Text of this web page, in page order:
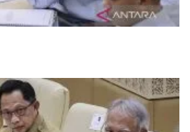
kawasan hingga pemindahan